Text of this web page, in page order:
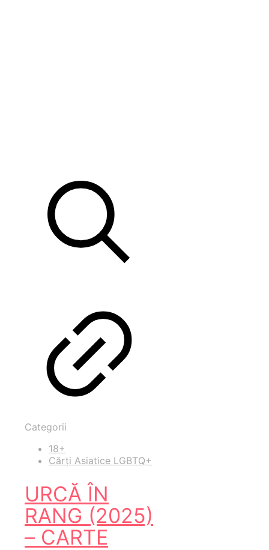
Categorii
18+
Cărți Asiatice LGBTQ+
URCĂ ÎN
RANG (2025)
– CARTE